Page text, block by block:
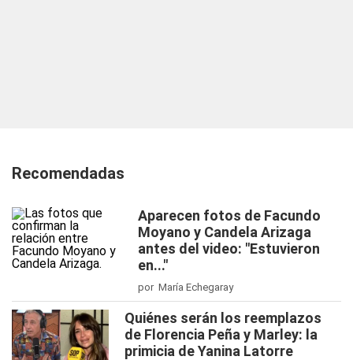
Recomendadas
Aparecen fotos de Facundo
Moyano y Candela Arizaga
antes del video: "Estuvieron
en..."
por María Echegaray
Quiénes serán los reemplazos
de Florencia Peña y Marley: la
primicia de Yanina Latorre